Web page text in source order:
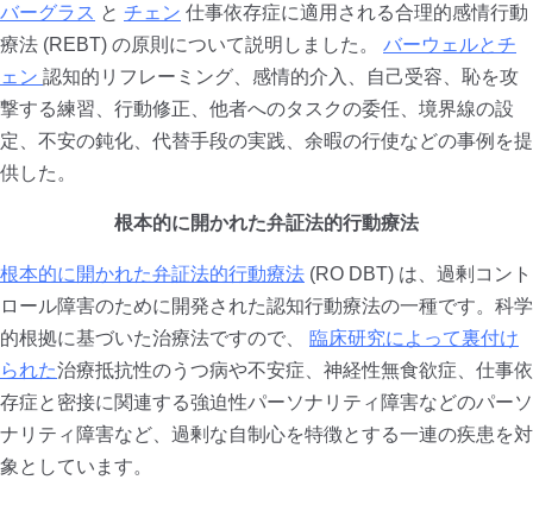
バーグラス と チェン 仕事依存症に適用される合理的感情行動
療法 (REBT) の原則について説明しました。 バーウェルとチ
ェン 認知的リフレーミング、感情的介入、自己受容、恥を攻
撃する練習、行動修正、他者へのタスクの委任、境界線の設
定、不安の鈍化、代替手段の実践、余暇の行使などの事例を提
供した。
根本的に開かれた弁証法的行動療法
根本的に開かれた弁証法的行動療法 (RO DBT) は、過剰コント
ロール障害のために開発された認知行動療法の一種です。科学
的根拠に基づいた治療法ですので、 臨床研究によって裏付け
られた治療抵抗性のうつ病や不安症、神経性無食欲症、仕事依
存症と密接に関連する強迫性パーソナリティ障害などのパーソ
ナリティ障害など、過剰な自制心を特徴とする一連の疾患を対
象としています。